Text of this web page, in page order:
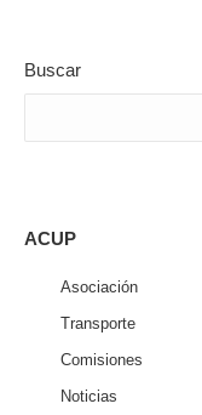
Buscar
ACUP
Asociación
Transporte
Comisiones
Noticias